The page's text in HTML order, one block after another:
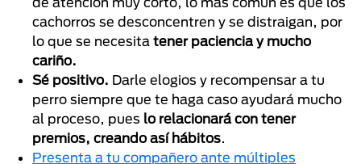
cachorros se desconcentren y se distraigan, por
lo que se necesita tener paciencia y mucho
cariño.
Sé positivo. Darle elogios y recompensar a tu
perro siempre que te haga caso ayudará mucho
al proceso, pues lo relacionará con tener
premios, creando así hábitos
Presenta a tu compañero ante múltiples